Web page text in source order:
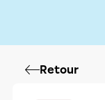
Retour